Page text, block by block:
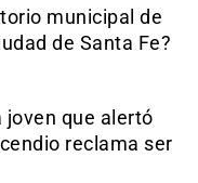
municipal de
de Santa Fe?
joven que alertó
reclama ser